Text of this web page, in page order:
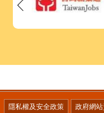
隱私權及安全政策 政府網